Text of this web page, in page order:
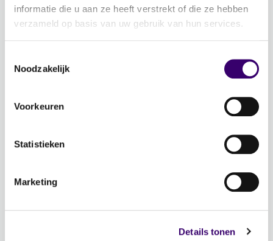
informatie die u aan ze heeft verstrekt of die ze hebben
verzameld op basis van uw gebruik van hun services.
Noodzakelijk
Voorkeuren
Statistieken
Marketing
Details tonen
Lidmaatschap
Veelgestelde vragen
Over de stichting FFP
Veelgestelde vragen
Contactgegevens